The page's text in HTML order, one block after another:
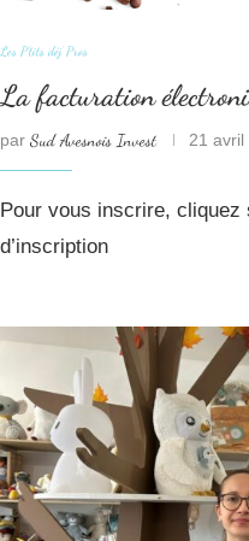
Les P'tits déj' Pros
La facturation
par Sud Avesnois Invest 21 avril
Pour vous inscrire,
d’inscription